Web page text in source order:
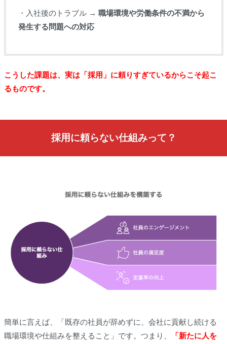
・入社後のトラブル → 職場環境や労働条件の不満から
発生する問題への対応
こうした課題は、実は「採用」に頼りすぎているからこそ起こ
るものです。
採用に頼らない仕組みって？
簡単に言えば、「既存の社員が辞めずに、会社に貢献し続ける
職場環境や仕組みを整えること」です。つまり
「新たに人を